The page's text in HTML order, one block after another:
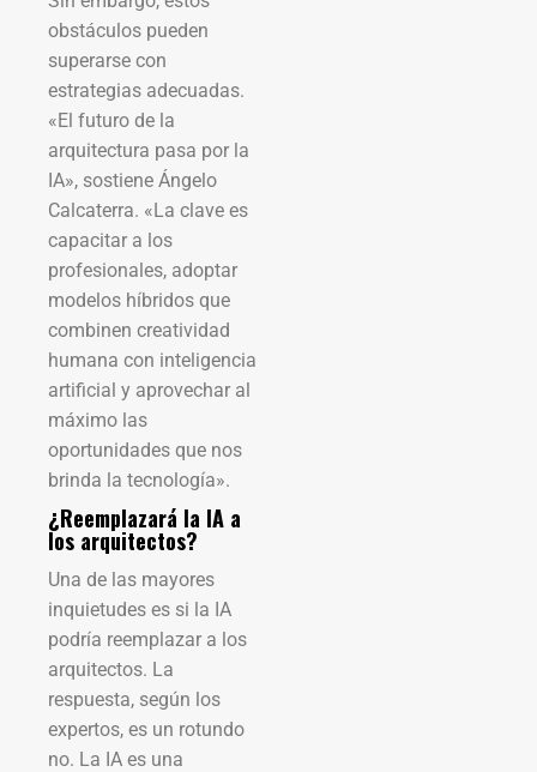
obstáculos pueden
superarse con
estrategias adecuadas.
«El futuro de la
arquitectura pasa por la
IA», sostiene Ángelo
Calcaterra. «La clave es
capacitar a los
profesionales, adoptar
modelos híbridos que
combinen creatividad
humana con inteligencia
artificial y aprovechar al
máximo las
oportunidades que nos
brinda la tecnología».
¿Reemplazará la IA a
los arquitectos?
Una de las mayores
inquietudes es si la IA
podría reemplazar a los
arquitectos. La
respuesta, según los
expertos, es un rotundo
no. La IA es una